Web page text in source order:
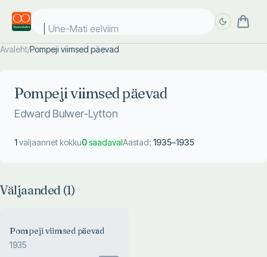
Une-Mati eelviima
Avaleht/Pompeji viimsed päevad
Pompeji viimsed päevad
Edward Bulwer-Lytton
1väljaannet kokku0saadavalAastad: 1935–1935
Väljaanded (1)
Pompeji viimsed päevad
1935